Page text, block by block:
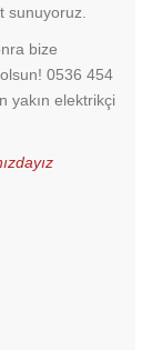
sunuyoruz.
bize
olsun! 0536 454
yakın elektrikçi